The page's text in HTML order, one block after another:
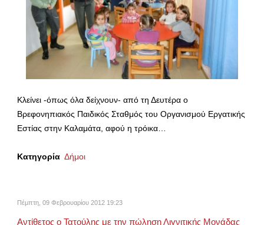
Κλείνει -όπως όλα δείχνουν- από τη Δευτέρα ο
Βρεφονηπιακός Παιδικός Σταθμός του Οργανισμού Εργατικής
Εστίας στην Καλαμάτα, αφού η τρόικα…
Κατηγορία Δήμοι
Πέμπτη, 09 Φεβρουαρίου 2012 19:23
Αντίθετος ο Τατούλης με την πώληση Λιγνιτικής Μονάδας